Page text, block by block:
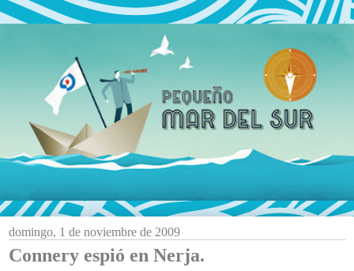
domingo, 1 de noviembre de 2009
Connery espió en Nerja.